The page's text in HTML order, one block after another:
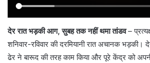
देर रात भड़की आग, सुबह तक नहीं थमा तांडव–
शनिवार-रविवार की दरमियानी रात अचानक
ढेर ने बारूद की तरह काम किया और पूरे केंद्र को